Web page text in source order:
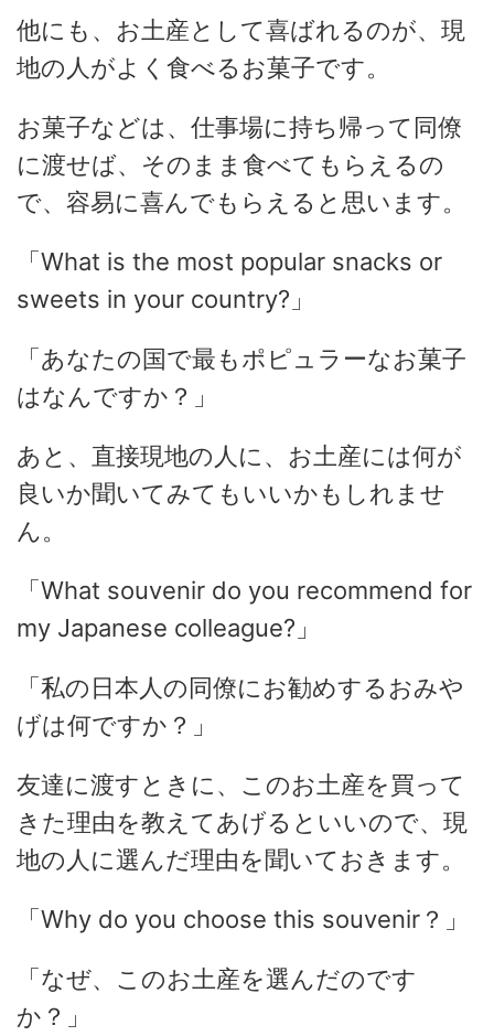
他にも、お土産として喜ばれるのが、現
地の人がよく食べるお菓子です。
お菓子などは、仕事場に持ち帰って同僚
に渡せば、そのまま食べてもらえるの
で、容易に喜んでもらえると思います。
「What is the most popular snacks or
sweets in your country?」
「あなたの国で最もポピュラーなお菓子
はなんですか？」
あと、直接現地の人に、お土産には何が
良いか聞いてみてもいいかもしれませ
ん。
「What souvenir do you recommend for
my Japanese colleague?」
「私の日本人の同僚にお勧めするおみや
げは何ですか？」
友達に渡すときに、このお土産を買って
きた理由を教えてあげるといいので、現
地の人に選んだ理由を聞いておきます。
「Why do you choose this souvenir？」
「なぜ、このお土産を選んだのです
か？」